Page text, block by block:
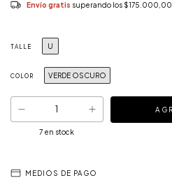
Envío gratis superando los $175.000,00
TALLE U
COLOR VERDE OSCURO
7 en stock
MEDIOS DE PAGO